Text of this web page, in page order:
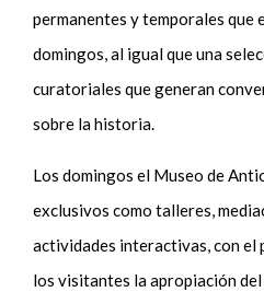
permanentes y temporales que
domingos, al igual que una
curatoriales que generan
sobre la historia.
Los domingos el Museo de
exclusivos como talleres,
actividades interactivas,con el
los visitantes la apropiación